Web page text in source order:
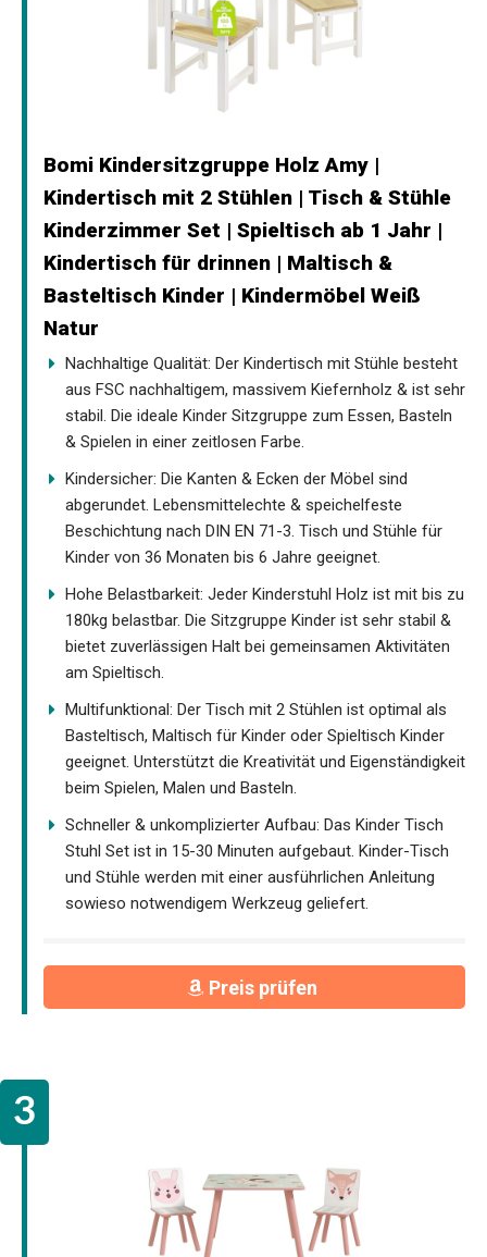
Bomi Kindersitzgruppe Holz Amy |
Kindertisch mit 2 Stühlen | Tisch & Stühle
Kinderzimmer Set | Spieltisch ab 1 Jahr |
Kindertisch für drinnen | Maltisch &
Basteltisch Kinder | Kindermöbel Weiß
Natur
Nachhaltige Qualität: Der Kindertisch mit Stühle besteht
aus FSC nachhaltigem, massivem Kiefernholz & ist sehr
stabil. Die ideale Kinder Sitzgruppe zum Essen, Basteln
& Spielen in einer zeitlosen Farbe.
Kindersicher: Die Kanten & Ecken der Möbel sind
abgerundet. Lebensmittelechte & speichelfeste
Beschichtung nach DIN EN 71-3. Tisch und Stühle für
Kinder von 36 Monaten bis 6 Jahre geeignet.
Hohe Belastbarkeit: Jeder Kinderstuhl Holz ist mit bis zu
180kg belastbar. Die Sitzgruppe Kinder ist sehr stabil &
bietet zuverlässigen Halt bei gemeinsamen Aktivitäten
am Spieltisch.
Multifunktional: Der Tisch mit 2 Stühlen ist optimal als
Basteltisch, Maltisch für Kinder oder Spieltisch Kinder
geeignet. Unterstützt die Kreativität und Eigenständigkeit
beim Spielen, Malen und Basteln.
Schneller & unkomplizierter Aufbau: Das Kinder Tisch
Stuhl Set ist in 15-30 Minuten aufgebaut. Kinder-Tisch
und Stühle werden mit einer ausführlichen Anleitung
sowieso notwendigem Werkzeug geliefert.
Preis prüfen